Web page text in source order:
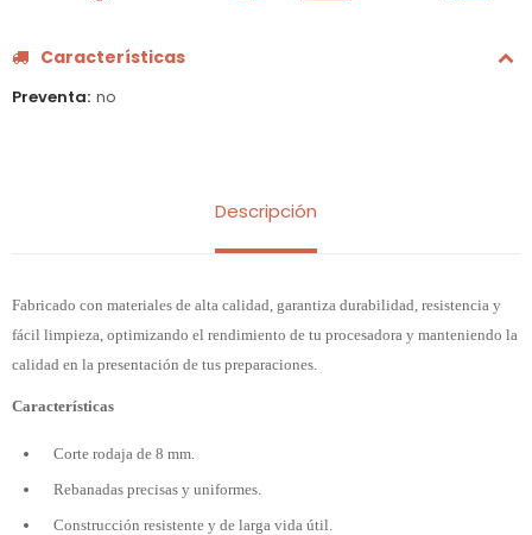
Características
Preventa no
Descripción
Fabricado con materiales de alta calidad, garantiza durabilidad, resistencia y
fácil limpieza, optimizando el rendimiento de tu procesadora y manteniendo la
calidad en la presentación de tus preparaciones.
Características
Corte rodaja de 8 mm.
Rebanadas precisas y uniformes.
Construcción resistente y de larga vida útil.